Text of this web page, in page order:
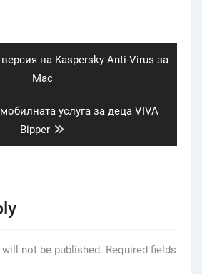
на Kaspersky Anti-Virus за
Mac
услуга за деца VIVA
Bipper
not be published. Required fields